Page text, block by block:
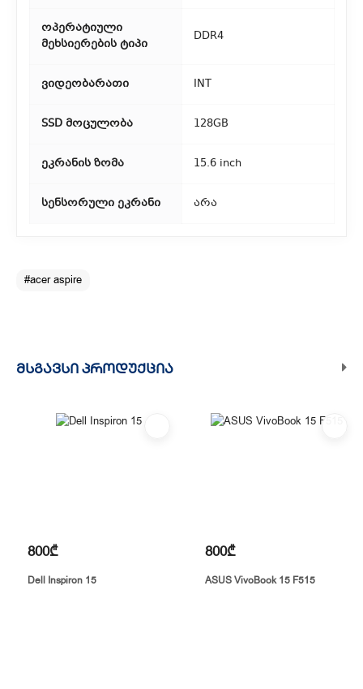
მიწოდება. მიწოდების დრო დამოკიდებულია
ოპერატიული
მეხსიერების ტიპი
DDR4
ვიდეობარათი INT
SSD მოცულობა 128GB
ეკრანის ზომა 15.6 inch
სენსორული ეკრანი არა
#acer aspire
ᲛᲡᲒᲐᲕᲡᲘ ᲞᲠᲝᲓᲣᲥᲪᲘᲐ
800₾
Dell Inspiron 15
800₾
ASUS VivoBook 15 F515